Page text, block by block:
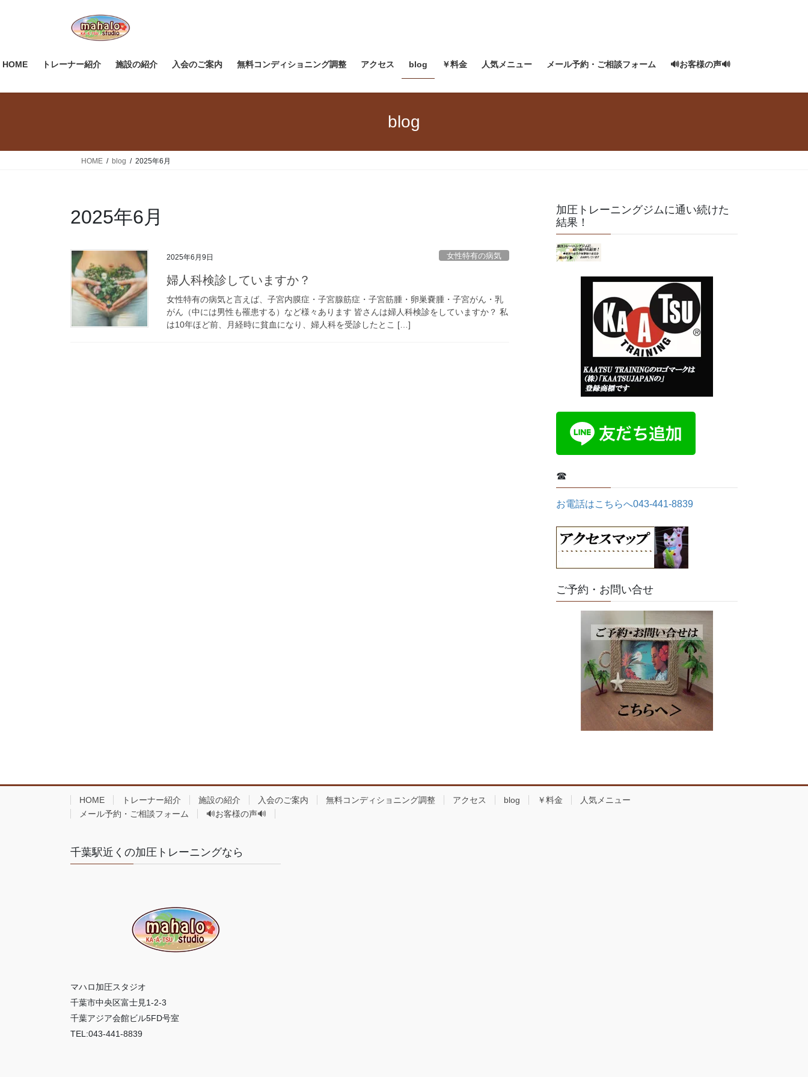
ツ
ス
シ
ン
HOME トレーナー紹介 施設の紹介 入会のご案内 無料コンディショニング調整 アクセス blog ￥料金 人気メニュー メール予約・ご相談フォーム 🔊お客様の声🔊
blog
HOME blog 2025年6月
2025年6月
2025年6月9日 女性特有の病気
婦人科検診していますか？
女性特有の病気と言えば、子宮内膜症・子宮腺筋症・子宮筋腫・卵巣嚢腫・子宮がん・乳
がん（中には男性も罹患する）など様々あります 皆さんは婦人科検診をしていますか？ 私
は10年ほど前、月経時に貧血になり、婦人科を受診したとこ […]
加圧トレーニングジムに通い続けた
結果！
☎
お電話はこちらへ043-441-8839
ご予約・お問い合せ
HOME トレーナー紹介 施設の紹介 入会のご案内 無料コンディショニング調整 アクセス blog ￥料金
人気メニュー
メール予約・ご相談フォーム
🔊お客様の声🔊
千葉駅近くの加圧トレーニングなら
マハロ加圧スタジオ
千葉市中央区富士見1-2-3
千葉アジア会館ビル5FD号室
TEL:043-441-8839